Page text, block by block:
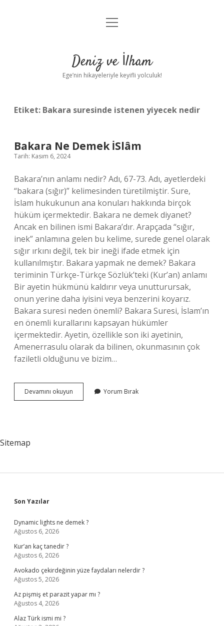
Anasayfa
Yasal Uyarı
menüyü
Deniz ve İlham
Ege’nin hikayeleriyle keyifli yolculuk!
Etiket: Bakara suresinde istenen yiyecek nedir
Bakara Ne Demek İSlâm
Tarih: Kasım 6, 2024
Bakara’nın anlamı nedir? Adı, 67-73. Adı, ayetlerdeki
“bakara (sığır)” kelimesinden türetilmiştir. Sure,
İslam hukukunun ana konuları hakkında birçok
hüküm içermektedir. Bakara ne demek diyanet?
Ancak en bilinen ismi Bakara’dır. Arapçada “sığır,
inek” anlamına gelen bu kelime, surede genel olarak
sığır ırkını değil, tek bir ineği ifade etmek için
kullanılmıştır. Bakara yapmak ne demek? Bakara
teriminin Türkçe-Türkçe Sözlük’teki (Kur’an) anlamı
Bir ayetin hükmünü kaldırır veya unutturursak,
onun yerine daha iyisini veya benzerini koyarız.
Bakara suresi neden önemli? Bakara Suresi, İslam’ın
en önemli kurallarını kapsayan hükümler
içermektedir. Ayetin, özellikle son iki ayetinin,
Amenerrasulu olarak da bilinen, okunmasının çok
faziletli olduğunu ve bizim…
Devamını okuyun
Ne
Yorum Bırak
Sitemap
Sidebar
Son Yazılar
Dynamic lights ne demek ?
Ağustos 6, 2026
Kur’an kaç tanedir ?
Ağustos 6, 2026
Avokado çekirdeğinin yüze faydaları nelerdir ?
Ağustos 5, 2026
Az pişmiş et parazit yapar mı ?
Ağustos 4, 2026
Alaz Türk ismi mi ?